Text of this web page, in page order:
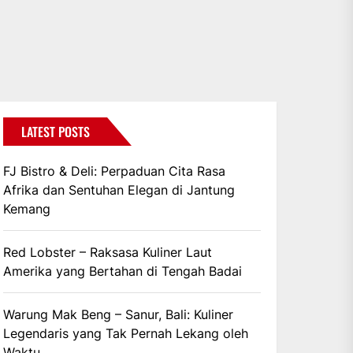
LATEST POSTS
FJ Bistro & Deli: Perpaduan Cita Rasa
Afrika dan Sentuhan Elegan di Jantung
Kemang
Red Lobster – Raksasa Kuliner Laut
Amerika yang Bertahan di Tengah Badai
Warung Mak Beng – Sanur, Bali: Kuliner
Legendaris yang Tak Pernah Lekang oleh